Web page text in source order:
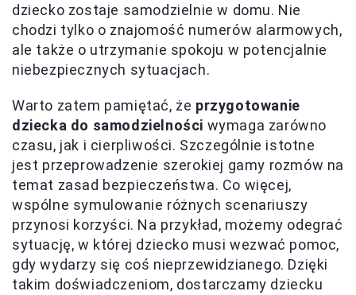
dziecko zostaje samodzielnie w domu. Nie
chodzi tylko o znajomość numerów alarmowych,
ale także o utrzymanie spokoju w potencjalnie
niebezpiecznych sytuacjach.
Warto zatem pamiętać, że przygotowanie
dziecka do samodzielności wymaga zarówno
czasu, jak i cierpliwości. Szczególnie istotne
jest przeprowadzenie szerokiej gamy rozmów na
temat zasad bezpieczeństwa. Co więcej,
wspólne symulowanie różnych scenariuszy
przynosi korzyści. Na przykład, możemy odegrać
sytuację, w której dziecko musi wezwać pomoc,
gdy wydarzy się coś nieprzewidzianego. Dzięki
takim doświadczeniom, dostarczamy dziecku